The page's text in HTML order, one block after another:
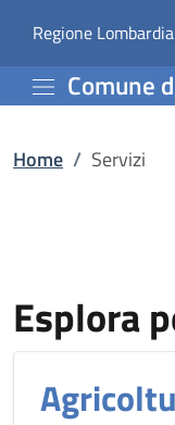
Servizi |
Regione Lombardia
Comune
Home / Servizi
Esplora